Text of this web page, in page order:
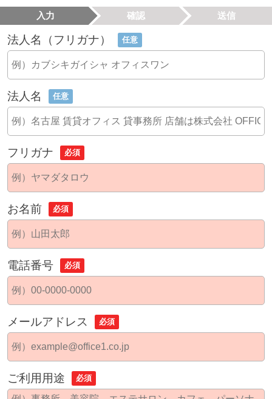
入力 確認 送信
法人名（フリガナ） 任意
法人名 任意
フリガナ 必須
お名前 必須
電話番号 必須
メールアドレス 必須
ご利用用途 必須